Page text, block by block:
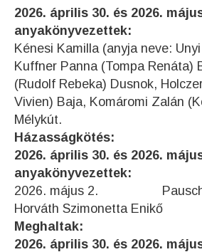
2026. április 30. és 2026.
anyakönyvezettek:
Kénesi Kamilla (anyja neve:
Kuffner Panna (Tompa Renáta)
(Rudolf Rebeka) Dusnok,
Vivien) Baja, Komáromi Zalán
Mélykút.
Házasságkötés:
2026. április 30. és 2026.
anyakönyvezettek:
2026. május 2. Pausch
Horváth Szimonetta Enikő
Meghaltak:
2026. április 30. és 2026.